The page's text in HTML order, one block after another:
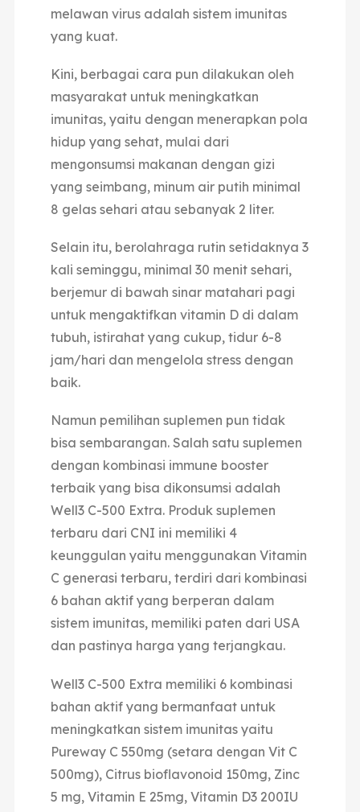
melawan virus adalah sistem imunitas
yang kuat.
Kini, berbagai cara pun dilakukan oleh
masyarakat untuk meningkatkan
imunitas, yaitu dengan menerapkan pola
hidup yang sehat, mulai dari
mengonsumsi makanan dengan gizi
yang seimbang, minum air putih minimal
8 gelas sehari atau sebanyak 2 liter.
Selain itu, berolahraga rutin setidaknya 3
kali seminggu, minimal 30 menit sehari,
berjemur di bawah sinar matahari pagi
untuk mengaktifkan vitamin D di dalam
tubuh, istirahat yang cukup, tidur 6-8
jam/hari dan mengelola stress dengan
baik.
Namun pemilihan suplemen pun tidak
bisa sembarangan. Salah satu suplemen
dengan kombinasi immune booster
terbaik yang bisa dikonsumsi adalah
Well3 C-500 Extra. Produk suplemen
terbaru dari CNI ini memiliki 4
keunggulan yaitu menggunakan Vitamin
C generasi terbaru, terdiri dari kombinasi
6 bahan aktif yang berperan dalam
sistem imunitas, memiliki paten dari USA
dan pastinya harga yang terjangkau.
Well3 C-500 Extra memiliki 6 kombinasi
bahan aktif yang bermanfaat untuk
meningkatkan sistem imunitas yaitu
Pureway C 550mg (setara dengan Vit C
500mg), Citrus bioflavonoid 150mg, Zinc
5 mg, Vitamin E 25mg, Vitamin D3 200IU